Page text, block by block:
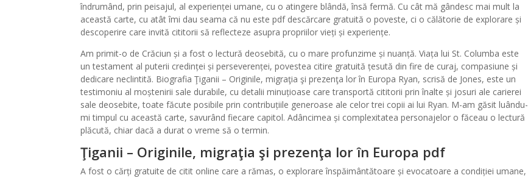
îndrumând, prin peisajul, al experienței umane, cu o atingere blândă, însă fermă. Cu cât mă gândesc mai mult la
această carte, cu atât îmi dau seama că nu este pdf descărcare gratuită o poveste, ci o călătorie de explorare și
descoperire care invită cititorii să reflecteze asupra propriilor vieți și experiențe.
Am primit-o de Crăciun și a fost o lectură deosebită, cu o mare profunzime și nuanță. Viața lui St. Columba este
un testament al puterii credinței și perseverenței, povestea citire gratuită țesută din fire de curaj, compasiune și
dedicare neclintită. Biografia Ţiganii – Originile, migraţia şi prezenţa lor în Europa Ryan, scrisă de Jones, este un
testimoniu al moștenirii sale durabile, cu detalii minuțioase care transportă cititorii prin înalte și josuri ale carierei
sale deosebite, toate făcute posibile prin contribuțiile generoase ale celor trei copii ai lui Ryan. M-am găsit luându-
mi timpul cu această carte, savurând fiecare capitol. Adâncimea și complexitatea personajelor o făceau o lectură
plăcută, chiar dacă a durat o vreme să o termin.
Ţiganii – Originile, migraţia şi prezenţa lor în Europa pdf
A fost o cărți gratuite de citit online care a rămas, o explorare înspăimântătoare și evocatoare a condiției umane,